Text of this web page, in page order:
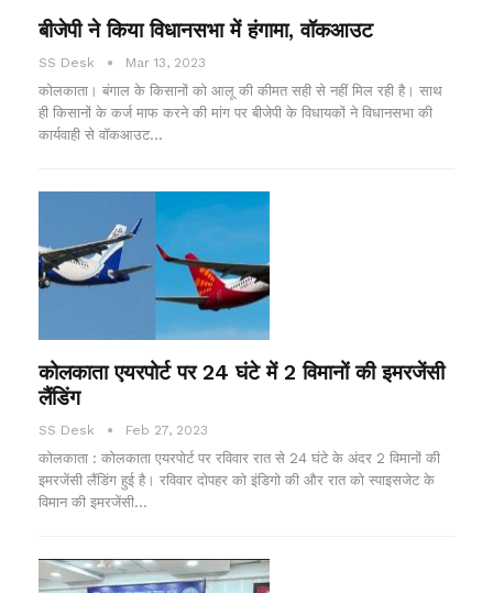
बीजेपी ने किया विधानसभा में हंगामा, वॉकआउट
SS Desk Mar 13, 2023
कोलकाता। बंगाल के किसानों को आलू की कीमत सही से नहीं मिल रही है। साथ
ही किसानों के कर्ज माफ करने की मांग पर बीजेपी के विधायकों ने विधानसभा की
कार्यवाही से वॉकआउट…
कोलकाता एयरपोर्ट पर 24 घंटे में 2 विमानों की इमरजेंसी
लैंडिंग
SS Desk Feb 27, 2023
कोलकाता : कोलकाता एयरपोर्ट पर रविवार रात से 24 घंटे के अंदर 2 विमानों की
इमरजेंसी लैंडिंग हुई है। रविवार दोपहर को इंडिगो की और रात को स्पाइसजेट के
विमान की इमरजेंसी…